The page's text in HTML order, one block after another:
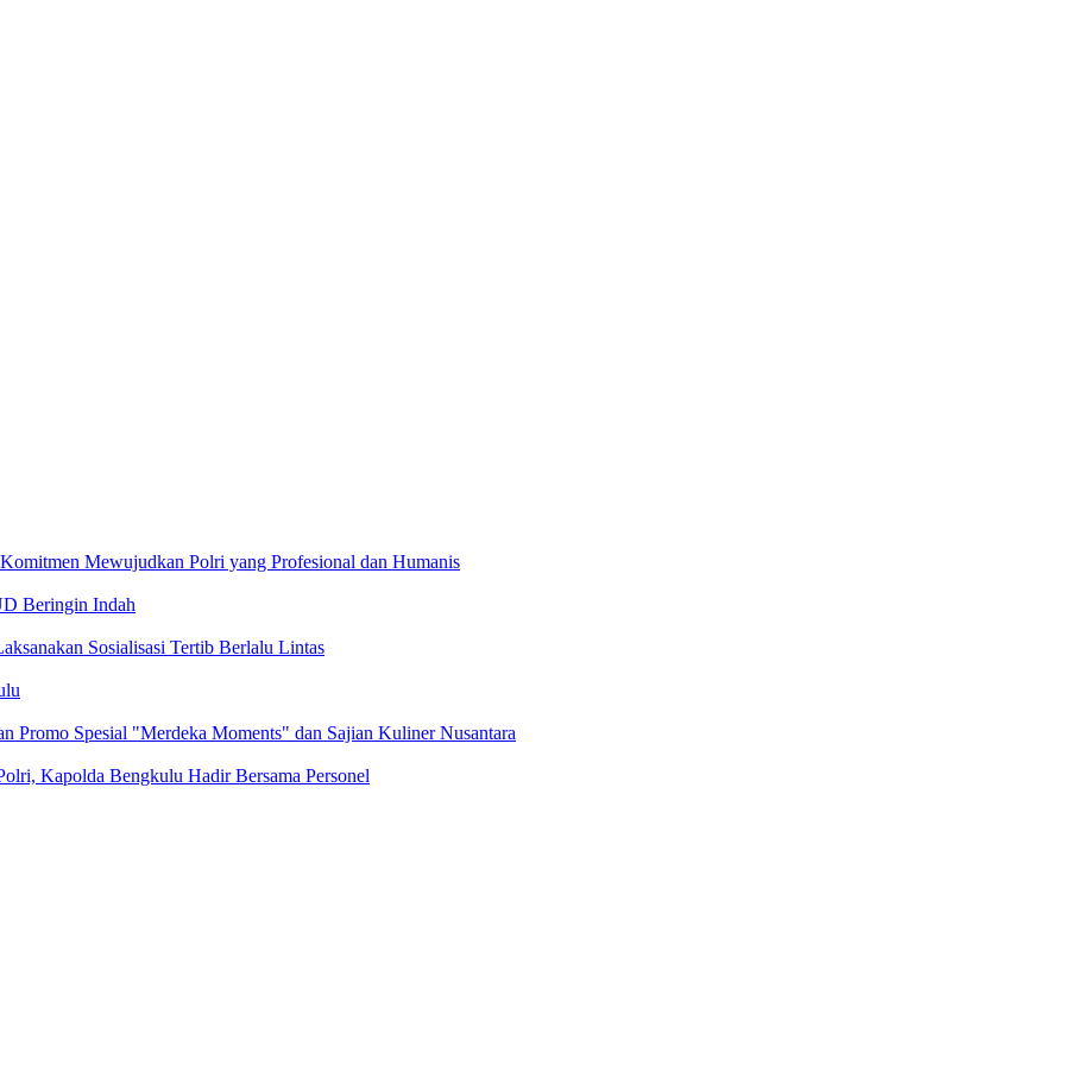
Mewujudkan Polri yang Profesional dan Humanis
Beringin Indah
Sosialisasi Tertib Berlalu Lintas
Promo Spesial "Merdeka Moments" dan Sajian Kuliner Nusantara
Kapolda Bengkulu Hadir Bersama Personel